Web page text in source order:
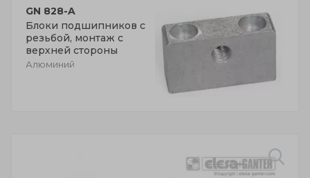
GN 828-A
Блоки подшипников с
резьбой, монтаж с
верхней стороны
Алюминий